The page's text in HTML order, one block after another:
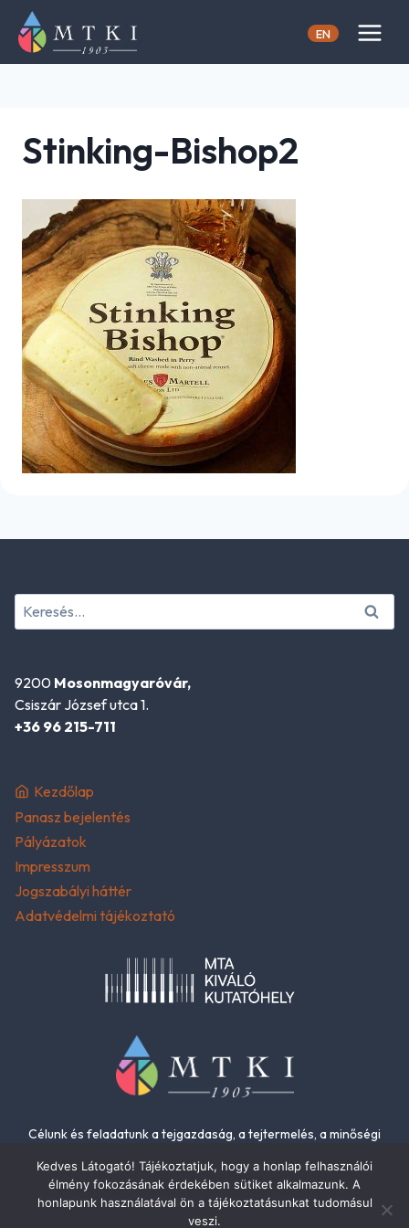
content
EN
Stinking-Bishop2
Keresés:
9200 Mosonmagyaróvár,
Csiszár József utca 1.
+36 96 215-711
Kezdőlap
Panasz bejelentés
Pályázatok
Impresszum
Jogszabályi háttér
Adatvédelmi tájékoztató
Célunk és feladatunk a tejgazdaság, a tejtermelés, a minőségi
Kedves Látogató! Tájékoztatjuk, hogy a honlap felhasználói
élmény fokozásának érdekében sütiket alkalmazunk. A
honlapunk használatával ön a tájékoztatásunkat tudomásul
veszi.